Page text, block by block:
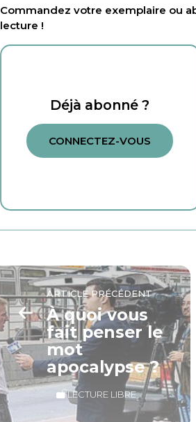
Commandez votre exemplaire ou
lecture !
Déjà abonné ?
CONNECTEZ-VOUS
ARTICLE PRÉCÉDENT
À quoi vous
fait penser le
mot
apocalypse ?
LECTURE LIBRE